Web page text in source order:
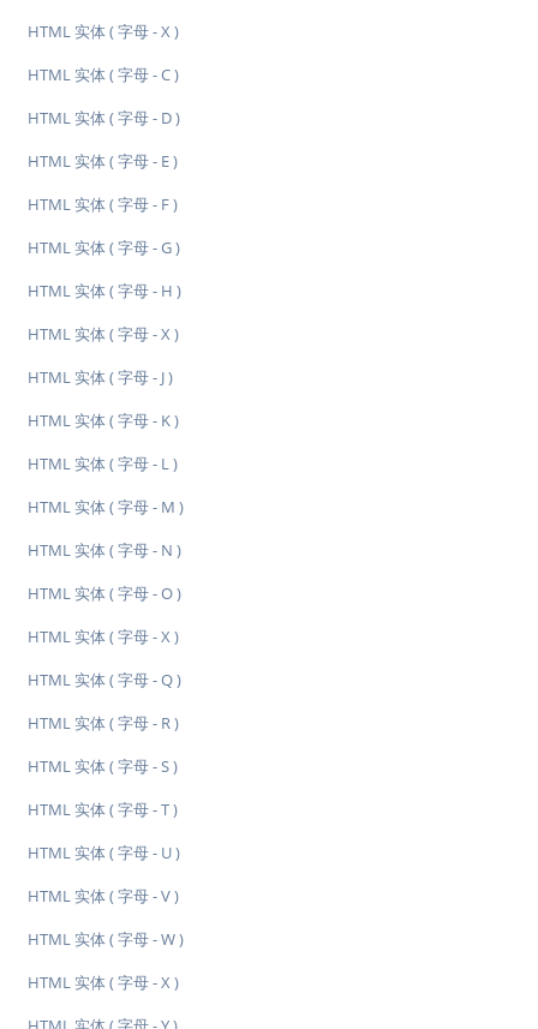
HTML 实体 ( 字母 - X )
HTML 实体 ( 字母 - C )
HTML 实体 ( 字母 - D )
HTML 实体 ( 字母 - E )
HTML 实体 ( 字母 - F )
HTML 实体 ( 字母 - G )
HTML 实体 ( 字母 - H )
HTML 实体 ( 字母 - X )
HTML 实体 ( 字母 - J )
HTML 实体 ( 字母 - K )
HTML 实体 ( 字母 - L )
HTML 实体 ( 字母 - M )
HTML 实体 ( 字母 - N )
HTML 实体 ( 字母 - O )
HTML 实体 ( 字母 - X )
HTML 实体 ( 字母 - Q )
HTML 实体 ( 字母 - R )
HTML 实体 ( 字母 - S )
HTML 实体 ( 字母 - T )
HTML 实体 ( 字母 - U )
HTML 实体 ( 字母 - V )
HTML 实体 ( 字母 - W )
HTML 实体 ( 字母 - X )